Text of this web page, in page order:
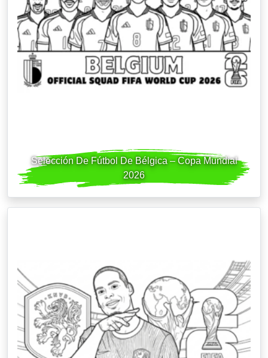
Selección De Fútbol De Bélgica – Copa Mundial
2026